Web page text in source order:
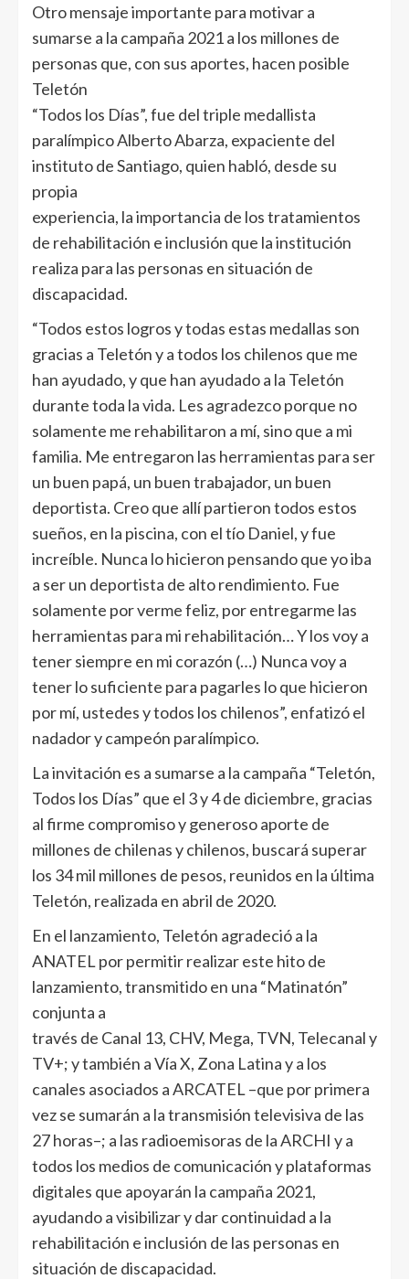
Otro mensaje importante para motivar a
sumarse a la campaña 2021 a los millones de
personas que, con sus aportes, hacen posible
Teletón
“Todos los Días”, fue del triple medallista
paralímpico Alberto Abarza, expaciente del
instituto de Santiago, quien habló, desde su
propia
experiencia, la importancia de los tratamientos
de rehabilitación e inclusión que la institución
realiza para las personas en situación de
discapacidad.
“Todos estos logros y todas estas medallas son
gracias a Teletón y a todos los chilenos que me
han ayudado, y que han ayudado a la Teletón
durante toda la vida. Les agradezco porque no
solamente me rehabilitaron a mí, sino que a mi
familia. Me entregaron las herramientas para ser
un buen papá, un buen trabajador, un buen
deportista. Creo que allí partieron todos estos
sueños, en la piscina, con el tío Daniel, y fue
increíble. Nunca lo hicieron pensando que yo iba
a ser un deportista de alto rendimiento. Fue
solamente por verme feliz, por entregarme las
herramientas para mi rehabilitación… Y los voy a
tener siempre en mi corazón (…) Nunca voy a
tener lo suficiente para pagarles lo que hicieron
por mí, ustedes y todos los chilenos”, enfatizó el
nadador y campeón paralímpico.
La invitación es a sumarse a la campaña “Teletón,
Todos los Días” que el 3 y 4 de diciembre, gracias
al firme compromiso y generoso aporte de
millones de chilenas y chilenos, buscará superar
los 34 mil millones de pesos, reunidos en la última
Teletón, realizada en abril de 2020.
En el lanzamiento, Teletón agradeció a la
ANATEL por permitir realizar este hito de
lanzamiento, transmitido en una “Matinatón”
conjunta a
través de Canal 13, CHV, Mega, TVN, Telecanal y
TV+; y también a Vía X, Zona Latina y a los
canales asociados a ARCATEL –que por primera
vez se sumarán a la transmisión televisiva de las
27 horas–; a las radioemisoras de la ARCHI y a
todos los medios de comunicación y plataformas
digitales que apoyarán la campaña 2021,
ayudando a visibilizar y dar continuidad a la
rehabilitación e inclusión de las personas en
situación de discapacidad.